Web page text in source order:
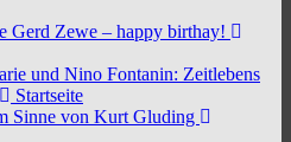
Gerd Zewe – happy birthay!
und Nino Fontanin: Zeitlebens
Startseite
Sinne von Kurt Gluding